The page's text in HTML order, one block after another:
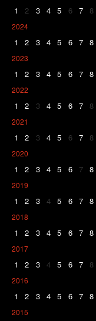
1 2 3 4 5 6 7 8
2024
1 2 3 4 5 6 7 8
2023
1 2 3 4 5 6 7 8
2022
1 2 3 4 5 6 7 8
2021
1 2 3 4 5 6 7 8
2020
1 2 3 4 5 6 7 8
2019
1 2 3 4 5 6 7 8
2018
1 2 3 4 5 6 7 8
2017
1 2 3 4 5 6 7 8
2016
1 2 3 4 5 6 7 8
2015